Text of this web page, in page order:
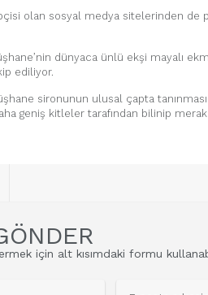
olan sosyal medya sitelerinden de
dünyaca ünlü ekşi mayalı
ediliyor.
sironunun ulusal çapta
geniş kitleler tarafından bilinip merak
için alt kısımdaki formu